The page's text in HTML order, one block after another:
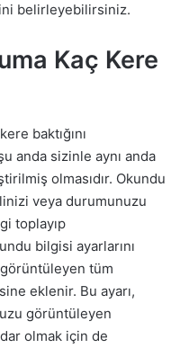
belirleyebilirsiniz.
Kaç Kere
baktığını
anda sizinle aynı anda
olmasıdır. Okundu
veya durumunuzu
toplayıp
bilgisi ayarlarını
tüm
eklenir. Bu ayarı,
görüntüleyen
olmak için de